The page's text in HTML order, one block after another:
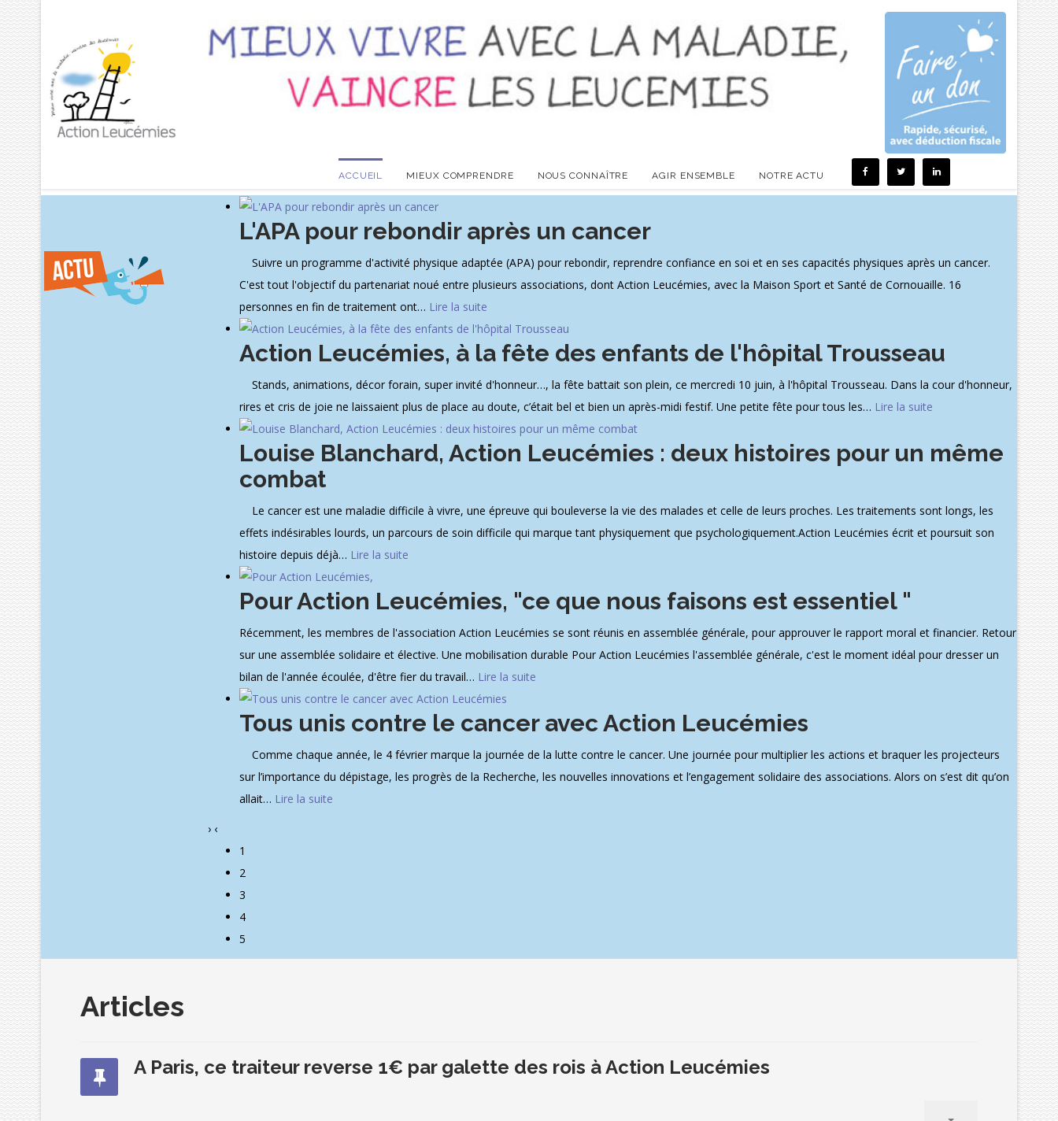
ACCUEIL MIEUX COMPRENDRE NOUS CONNAÎTRE AGIR ENSEMBLE NOTRE ACTU
L'APA pour rebondir après un cancer
Suivre un programme d'activité physique adaptée (APA) pour rebondir, reprendre confiance en soi et en ses capacités physiques après un cancer.
C'est tout l'objectif du partenariat noué entre plusieurs associations, dont Action Leucémies, avec la Maison Sport et Santé de Cornouaille. 16
personnes en fin de traitement ont… Lire la suite
Action Leucémies, à la fête des enfants de l'hôpital Trousseau
Stands, animations, décor forain, super invité d'honneur…, la fête battait son plein, ce mercredi 10 juin, à l'hôpital Trousseau. Dans la cour d'honneur,
rires et cris de joie ne laissaient plus de place au doute, c’était bel et bien un après-midi festif. Une petite fête pour tous les… Lire la suite
Louise Blanchard, Action Leucémies : deux histoires pour un même
combat
Le cancer est une maladie difficile à vivre, une épreuve qui bouleverse la vie des malades et celle de leurs proches. Les traitements sont longs, les
effets indésirables lourds, un parcours de soin difficile qui marque tant physiquement que psychologiquement.Action Leucémies écrit et poursuit son
histoire depuis déjà… Lire la suite
Pour Action Leucémies, "ce que nous faisons est essentiel "
Récemment, les membres de l'association Action Leucémies se sont réunis en assemblée générale, pour approuver le rapport moral et financier. Retour
sur une assemblée solidaire et élective. Une mobilisation durable Pour Action Leucémies l'assemblée générale, c'est le moment idéal pour dresser un
bilan de l'année écoulée, d'être fier du travail… Lire la suite
Tous unis contre le cancer avec Action Leucémies
Comme chaque année, le 4 février marque la journée de la lutte contre le cancer. Une journée pour multiplier les actions et braquer les projecteurs
sur l’importance du dépistage, les progrès de la Recherche, les nouvelles innovations et l’engagement solidaire des associations. Alors on s’est dit qu’on
allait… Lire la suite
› ‹
1
2
3
4
5
Articles
A Paris, ce traiteur reverse 1€ par galette des rois à Action Leucémies